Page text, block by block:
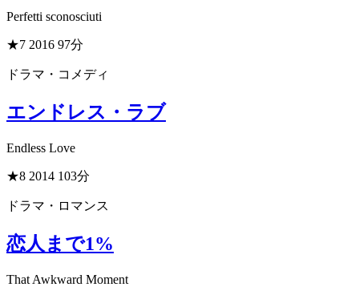
Perfetti sconosciuti
★7 2016 97分
ドラマ・コメディ
エンドレス・ラブ
Endless Love
★8 2014 103分
ドラマ・ロマンス
恋人まで1%
That Awkward Moment